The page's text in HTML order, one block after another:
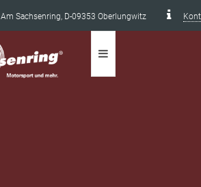
Am Sachsenring, D-09353 Oberlungwitz